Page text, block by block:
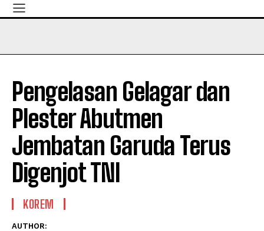
Pengelasan Gelagar dan
Plester Abutmen
Jembatan Garuda Terus
Digenjot TNI
KOREM
AUTHOR: